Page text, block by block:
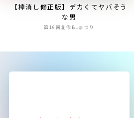
【棒消し修正版】デカくてヤバそう
な男
第16回創作BLまつり